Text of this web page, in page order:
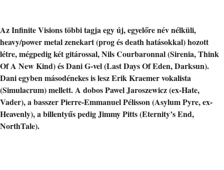
Az Infinite Visions többi tagja egy új, egyelőre név nélküli,
heavy/power metal zenekart (prog és death hatásokkal) hozott
létre, mégpedig két gitárossal, Nils Courbaronnal (Sirenia, Think
Of A New Kind) és Dani G-vel (Last Days Of Eden, Darksun).
Dani egyben másodénekes is lesz Erik Kraemer vokalista
(Simulacrum) mellett. A dobos Pawel Jaroszewicz (ex-Hate,
Vader), a basszer Pierre-Emmanuel Pélisson (Asylum Pyre, ex-
Heavenly), a billentyűs pedig Jimmy Pitts (Eternity’s End,
NorthTale).